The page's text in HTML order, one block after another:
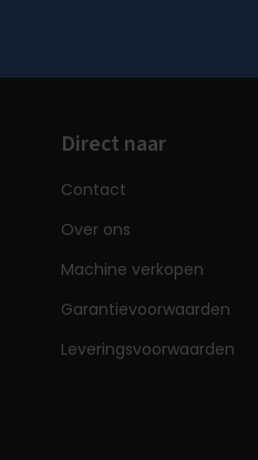
Direct naar
Contact
Over ons
Machine verkopen
Garantievoorwaarden
Leveringsvoorwaarden